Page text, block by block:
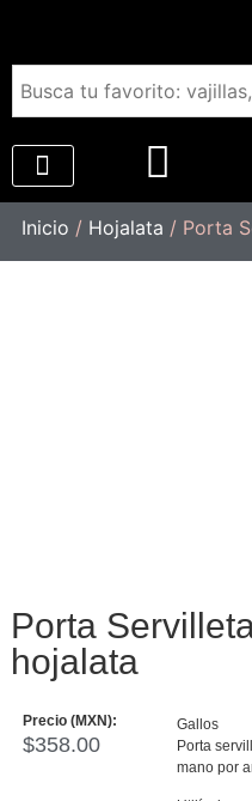
Inicio / Hojalata / Porta
Porta
hojalata
Precio (MXN):
$358.00
Gallos
Porta
mano por